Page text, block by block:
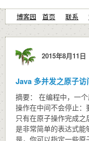
博客园 首页 联系
2015年8月11日
Java 多并发之原子
摘要： 在编程中，一
操作在中间不会停止
只有在原子操作完成
是非常简单的表达式
是，你可以指定一些